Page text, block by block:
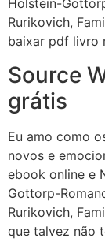
Holstein-
Rurikovich,
baixar pdf livro
Source
grátis
Eu amo como
novos e
ebook online e
Gottorp-
Rurikovich,
que talvez não